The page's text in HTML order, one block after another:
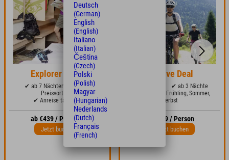
Explorer Week
✔ ab 7 Nächten mit 15%
Preisvorteil
✔ Anreise täglich
ab €439 / Person
Jetzt buchen
Active Deal
✔ ab 3 Nächte
✔ buchbar im Frühling, Sommer,
Herbst
ab €189 / Person
Jetzt buchen
Deutsch
(German)
English
(English)
Italiano
(Italian)
Čeština
(Czech)
Polski
(Polish)
Magyar
(Hungarian)
Nederlands
(Dutch)
Français
(French)